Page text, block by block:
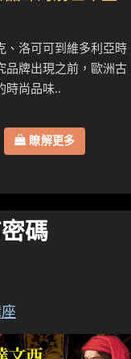
、洛可可到維多利亞時
品牌出現之前，歐洲古
時尚品味..
瞭解更多
碼